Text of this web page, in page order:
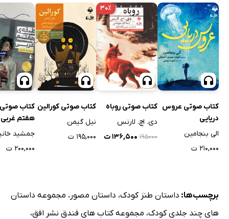
کتاب صوتی عروس
دریایی
الی بنجامین
۲۱۰,۰۰۰ ت
۳۰٪
کتاب صوتی روباه
دی. اچ. لارنس
۱۹۵۰۰۰ ۱۳۶,۵۰۰ ت
کتاب صوتی کورالین
نیل گیمن
۱۹۵,۰۰۰ ت
کتاب
هفتم غربی
جمشید
۲۰۰,۰۰۰ ت
برچسب‌ها: داستان طنز کودک، داستان مصور ، مجموعه داستان
های چند جلدی کودک، مجموعه کتاب های فندق نشر افق،